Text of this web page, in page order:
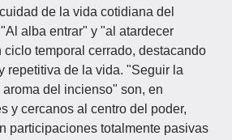
de la vida cotidiana del
alba entrar" y "al atardecer
ciclo temporal cerrado, destacando
repetitiva de la vida. "Seguir la
del incienso" son, en
y cercanos al centro del poder,
participaciones totalmente pasivas